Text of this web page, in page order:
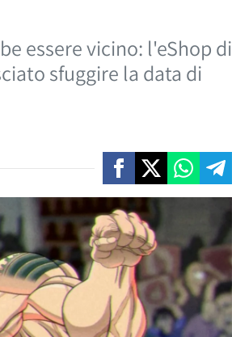
essere vicino: l'eShop di
sfuggire la data di